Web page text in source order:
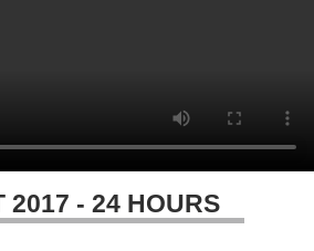
2017 - 24 HOURS